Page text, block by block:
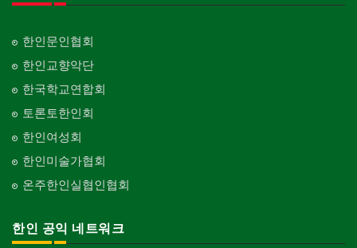
한인문인협회
한인교향악단
한국학교연합회
토론토한인회
한인여성회
한인미술가협회
온주한인실협인협회
한인 공익 네트워크